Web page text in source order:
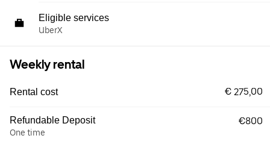
Eligible services
UberX
Weekly rental
Rental cost € 275,00
Refundable Deposit
One time
€800